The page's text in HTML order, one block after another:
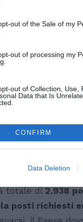
out of the Sale of my
out of processing my
out of Collection, Use,
Data that Is
CONFIRM
Data Deletion
Centri di
totale di 2.938
posti richiesti